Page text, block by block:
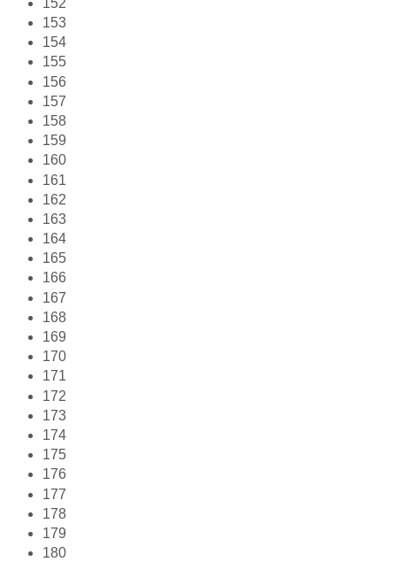
153
154
155
156
157
158
159
160
161
162
163
164
165
166
167
168
169
170
171
172
173
174
175
176
177
178
179
180